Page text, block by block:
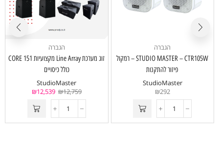
הגברה
STUDIO MASTER – CTR105W – רמקול
פיזור להתקנות
StudioMaster
₪292
הגברה
זוג מערכת Line Array מקצועיות CORE 151
כולל כיסויים
StudioMaster
₪12,759
₪12,539